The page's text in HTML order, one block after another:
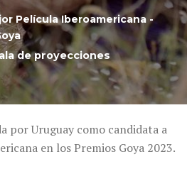
Película Iberoamericana -
de proyecciones
por Uruguay como candidata a
en los Premios Goya 2023.